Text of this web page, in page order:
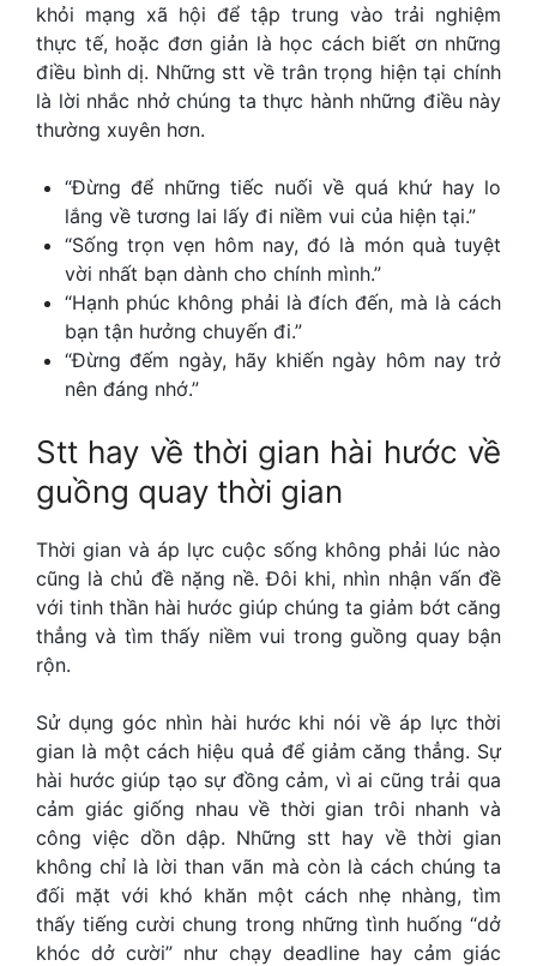
khỏi mạng xã hội để tập trung vào trải nghiệm
thực tế, hoặc đơn giản là học cách biết ơn những
điều bình dị. Những stt về trân trọng hiện tại chính
là lời nhắc nhở chúng ta thực hành những điều này
thường xuyên hơn.
“Đừng để những tiếc nuối về quá khứ hay lo
lắng về tương lai lấy đi niềm vui của hiện tại.”
“Sống trọn vẹn hôm nay, đó là món quà tuyệt
vời nhất bạn dành cho chính mình.”
“Hạnh phúc không phải là đích đến, mà là cách
bạn tận hưởng chuyến đi.”
“Đừng đếm ngày, hãy khiến ngày hôm nay trở
nên đáng nhớ.”
Stt hay về thời gian hài hước về
guồng quay thời gian
Thời gian và áp lực cuộc sống không phải lúc nào
cũng là chủ đề nặng nề. Đôi khi, nhìn nhận vấn đề
với tinh thần hài hước giúp chúng ta giảm bớt căng
thẳng và tìm thấy niềm vui trong guồng quay bận
rộn.
Sử dụng góc nhìn hài hước khi nói về áp lực thời
gian là một cách hiệu quả để giảm căng thẳng. Sự
hài hước giúp tạo sự đồng cảm, vì ai cũng trải qua
cảm giác giống nhau về thời gian trôi nhanh và
công việc dồn dập. Những stt hay về thời gian
không chỉ là lời than vãn mà còn là cách chúng ta
đối mặt với khó khăn một cách nhẹ nhàng, tìm
thấy tiếng cười chung trong những tình huống “dở
khóc dở cười” như chạy deadline hay cảm giác